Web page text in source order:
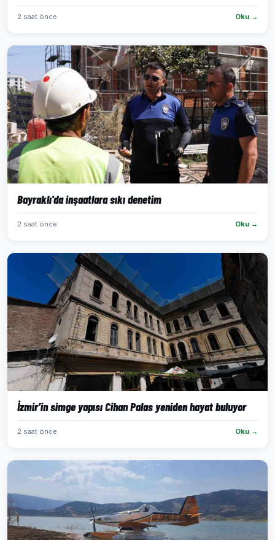
2 saat önce Oku →
Bayraklı'da inşaatlara sıkı denetim
2 saat önce Oku →
İzmir’in simge yapısı Cihan Palas yeniden hayat buluyor
2 saat önce Oku →